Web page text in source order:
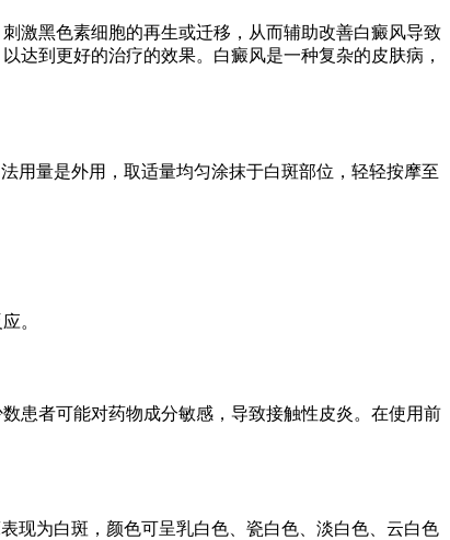
激黑色素细胞的再生或迁移，从而辅助改善白癜风导致
达到更好的治疗的效果。白癜风是一种复杂的皮肤病，
用量是外用，取适量均匀涂抹于白斑部位，轻轻按摩至
。
患者可能对药物成分敏感，导致接触性皮炎。在使用前
现为白斑，颜色可呈乳白色、瓷白色、淡白色、云白色